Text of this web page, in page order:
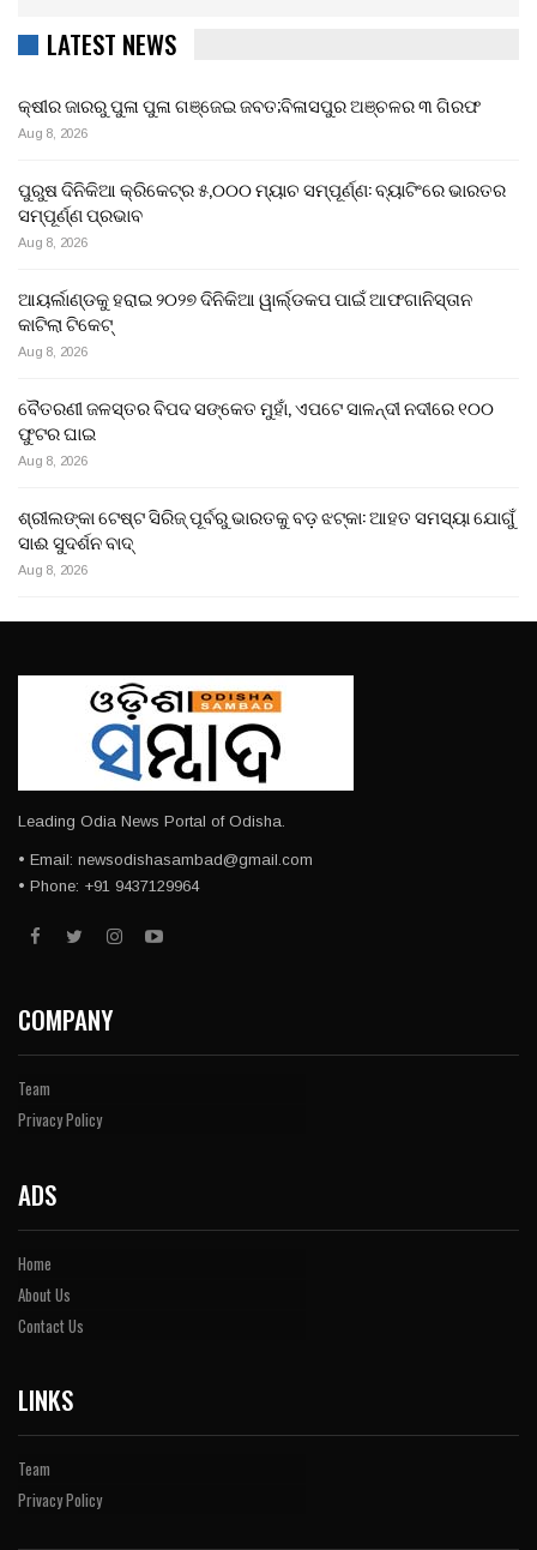
LATEST NEWS
କ୍ଷୀର ଜାରରୁ ପୁଳା ପୁଳା ଗଞ୍ଜେଇ ଜବତ;ବିଳାସପୁର ଅଞ୍ଚଳର ୩ ଗିରଫ
Aug 8, 2026
ପୁରୁଷ ଦିନିକିଆ କ୍ରିକେଟ୍‌ର ୫,୦୦୦ ମ୍ୟାଚ ସମ୍ପୂର୍ଣ୍ଣ: ବ୍ୟାଟିଂରେ ଭାରତର
ସମ୍ପୂର୍ଣ୍ଣ ପ୍ରଭାବ
Aug 8, 2026
ଆୟର୍ଲାଣ୍ଡକୁ ହରାଇ ୨୦୨୭ ଦିନିକିଆ ୱାର୍ଲ୍ଡକପ ପାଇଁ ଆଫଗାନିସ୍ତାନ
କାଟିଲା ଟିକେଟ୍
Aug 8, 2026
ବୈତରଣୀ ଜଳସ୍ତର ବିପଦ ସଙ୍କେତ ମୁହାଁ, ଏପଟେ ସାଳନ୍ଦୀ ନଦୀରେ ୧୦୦
ଫୁଟର ଘାଇ
Aug 8, 2026
ଶ୍ରୀଲଙ୍କା ଟେଷ୍ଟ ସିରିଜ୍ ପୂର୍ବରୁ ଭାରତକୁ ବଡ଼ ଝଟ୍‌କା: ଆହତ ସମସ୍ୟା ଯୋଗୁଁ
ସାଈ ସୁଦର୍ଶନ ବାଦ୍
Aug 8, 2026
Leading Odia News Portal of Odisha.
• Email: newsodishasambad@gmail.com
• Phone: +91 9437129964
COMPANY
Team
Privacy Policy
ADS
Home
About Us
Contact Us
LINKS
Team
Privacy Policy